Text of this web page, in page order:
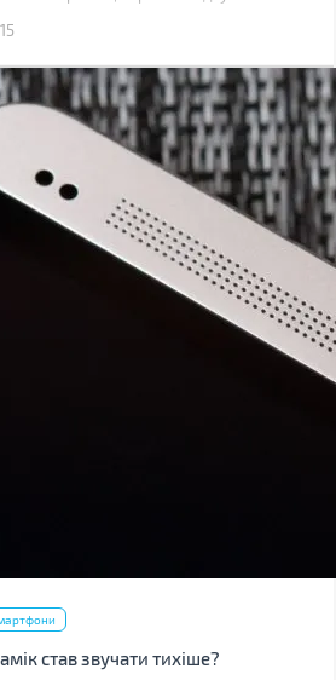
якщо ви знаходитесь у зоні її
став звучати тихіше?